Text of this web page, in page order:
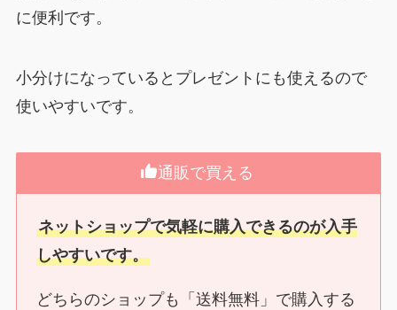
に便利です。
小分けになっているとプレゼントにも使えるので
使いやすいです。
通販で買える
ネットショップで気軽に購入できるのが入手
しやすいです。
どちらのショップも「送料無料」で購入する